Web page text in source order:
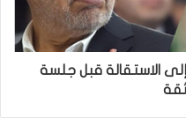
الاستقالة قبل جلسة